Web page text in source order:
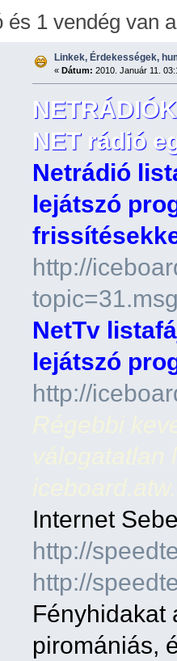
és 1 vendég van
Linkek, Érdekességek,
« Dátum: 2010. Január 11.
NET rádió
Netrádió
lejátszó
http://
NetTv
lejátszó
http://
Internet
http://
http://
Fényhidakat
piromániás,